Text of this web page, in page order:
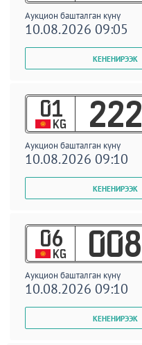
Аукцион башталган күнү
10.08.2026 09:05
01
KG 222
Аукцион башталган күнү
10.08.2026 09:10
06
KG 008
Аукцион башталган күнү
10.08.2026 09:10